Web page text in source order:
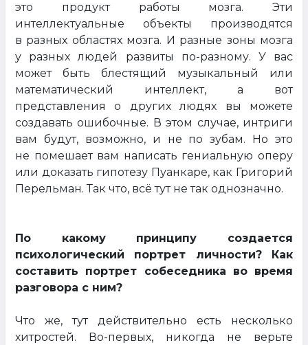
это продукт работы мозга. Эти
интеллектуальные объекты производятся
в разных областях мозга. И разные зоны мозга
у разных людей развиты по-разному. У вас
может быть блестящий музыкальный или
математический интеллект, а вот
представления о других людях вы можете
создавать ошибочные. В этом случае, интриги
вам будут, возможно, и не по зубам. Но это
не помешает вам написать гениальную оперу
или доказать гипотезу Пуанкаре, как Григорий
Перельман. Так что, всё тут не так однозначно.
По какому принципу создается
психологический портрет личности? Как
составить портрет собеседника во время
разговора с ним?
Что же, тут действительно есть несколько
хитростей. Во-первых, никогда не верьте